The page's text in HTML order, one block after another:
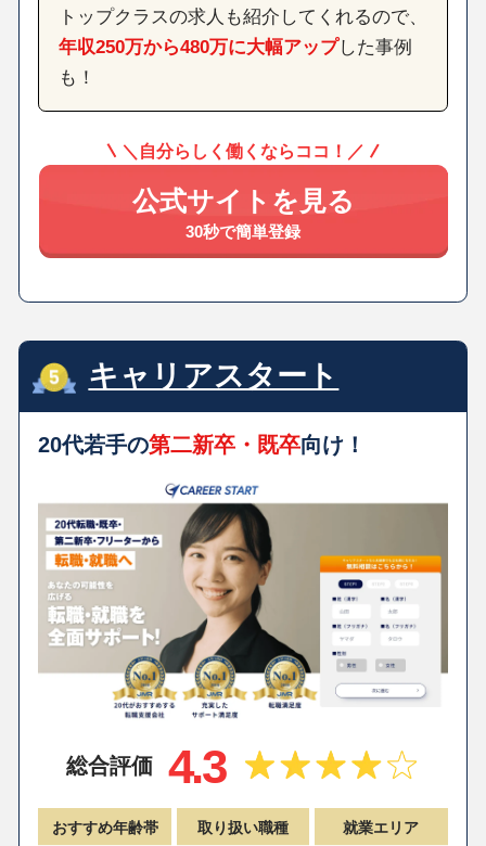
トップクラスの求人も紹介してくれるので、
年収250万から480万に大幅アップした事例
も！
＼自分らしく働くならココ！／
公式サイトを見る
30秒で簡単登録
キャリアスタート
20代若手の第二新卒・既卒向け！
総合評価 4.3
おすすめ年齢帯 取り扱い職種 就業エリア